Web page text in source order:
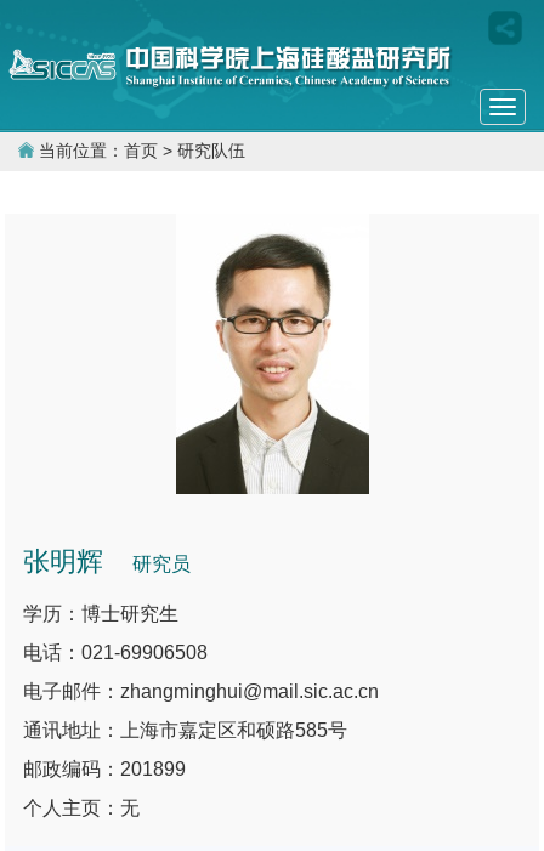
当前位置： 首页 > 研究队伍
张明辉 研究员
学历：博士研究生
电话：021-69906508
电子邮件：zhangminghui@mail.sic.ac.cn
通讯地址：上海市嘉定区和硕路585号
邮政编码：201899
个人主页：无